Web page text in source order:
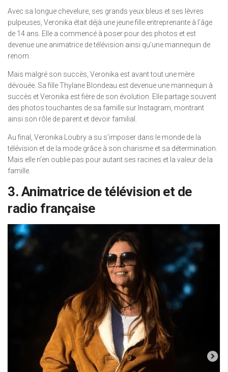
Avec sa longue chevelure, ses grands yeux bleus et ses lèvres
pulpeuses, Veronika était déjà une jeune fille entreprenante à l’âge
de 14 ans. Elle a commencé à poser pour des photos et est
devenue une animatrice de télévision ainsi qu’une mannequin de
renom.
Mais malgré son succès, Veronika est avant tout une mère
dévouée. Sa fille Thylane Blondeau est devenue une mannequin à
succès et Veronika est fière de son évolution. Elle partage souvent
des photos touchantes de sa famille sur Instagram, montrant
ainsi son rôle de parent et devoir familial.
Au final, Veronika Loubry a su s’imposer dans le monde de la
télévision et de la mode grâce à son charisme et sa détermination.
Mais elle n’en oublie pas pour autant ses racines et la valeur de la
famille.
3. Animatrice de télévision et de
radio française